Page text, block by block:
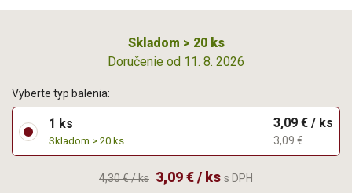
Skladom > 20 ks
Doručenie od 11. 8. 2026
Vyberte typ balenia:
1 ks
Skladom > 20 ks
3,09 € / ks
3,09 €
4,30 € / ks 3,09 € / ks s DPH